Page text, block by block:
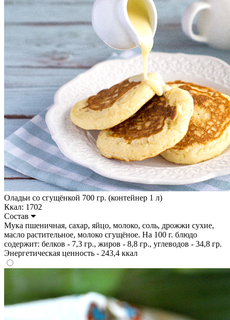
Оладьи со сгущёнкой 700 гр. (контейнер 1 л)
Ккал: 1702
Состав
Мука пшеничная, сахар, яйцо, молоко, соль, дрожжи сухие,
масло растительное, молоко сгущёное. На 100 г. блюдо
содержит: белков - 7,3 гр., жиров - 8,8 гр., углеводов - 34,8 гр.
Энергетическая ценность - 243,4 ккал